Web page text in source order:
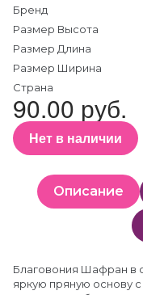
Бренд
Размер Высота
Размер Длина
Размер Ширина
Страна
90.00 руб.
Нет в наличии
Описание
Благовония Шафран в
яркую пряную основу